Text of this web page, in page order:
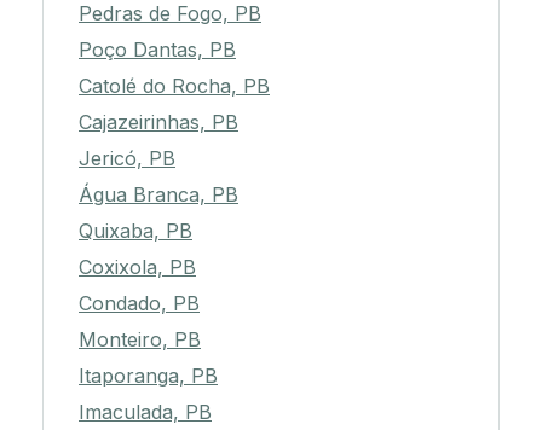
Pedras de Fogo, PB
Poço Dantas, PB
Catolé do Rocha, PB
Cajazeirinhas, PB
Jericó, PB
Água Branca, PB
Quixaba, PB
Coxixola, PB
Condado, PB
Monteiro, PB
Itaporanga, PB
Imaculada, PB